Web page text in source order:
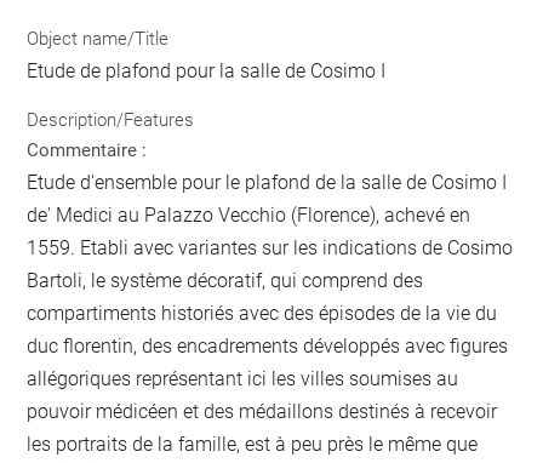
Object name/Title
Etude de plafond pour la salle de Cosimo I
Description/Features
Commentaire :
Etude d'ensemble pour le plafond de la salle de Cosimo I
de' Medici au Palazzo Vecchio (Florence), achevé en
1559. Etabli avec variantes sur les indications de Cosimo
Bartoli, le système décoratif, qui comprend des
compartiments historiés avec des épisodes de la vie du
duc florentin, des encadrements développés avec figures
allégoriques représentant ici les villes soumises au
pouvoir médicéen et des médaillons destinés à recevoir
les portraits de la famille, est à peu près le même que